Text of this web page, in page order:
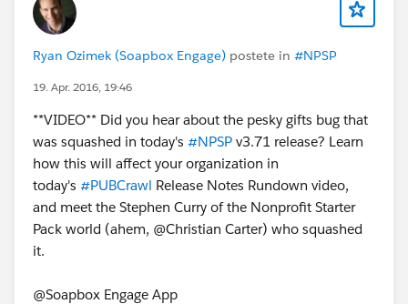
Ryan Ozimek (Soapbox Engage) postete in #NPSP
19. Apr. 2016, 19:46
**VIDEO** Did you hear about the pesky gifts bug that
was squashed in today's #NPSP v3.71 release? Learn
how this will affect your organization in
today's #PUBCrawl Release Notes Rundown video,
and meet the Stephen Curry of the Nonprofit Starter
Pack world (ahem, @Christian Carter) who squashed
it.
@Soapbox Engage App